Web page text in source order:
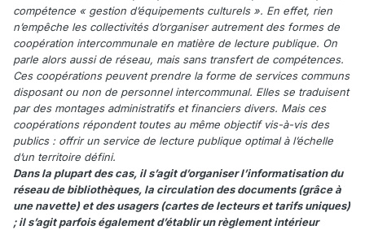
compétence « gestion d’équipements culturels ». En effet, rien
n’empêche les collectivités d’organiser autrement des formes de
coopération intercommunale en matière de lecture publique. On
parle alors aussi de réseau, mais sans transfert de compétences.
Ces coopérations peuvent prendre la forme de services communs
disposant ou non de personnel intercommunal. Elles se traduisent
par des montages administratifs et financiers divers. Mais ces
coopérations répondent toutes au même objectif vis-à-vis des
publics : offrir un service de lecture publique optimal à l’échelle
d’un territoire défini.
Dans la plupart des cas, il s’agit d’organiser l’informatisation du
réseau de bibliothèques, la circulation des documents (grâce à
une navette) et des usagers (cartes de lecteurs et tarifs uniques)
; il s’agit parfois également d’établir un règlement intérieur